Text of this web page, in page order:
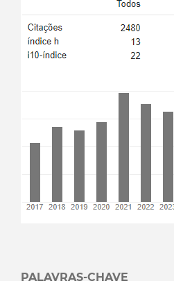
PALAVRAS-CHAVE